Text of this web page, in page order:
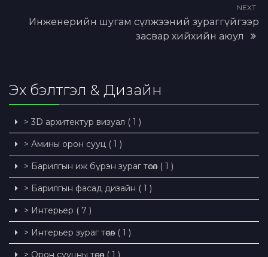
NEXT
Инженерийн шугам сүлжээний зураггүйгээр
засвар хийхийн аюул
Эх бэлтгэл & Дизайн
> 3D архитектур визуал ( 1 )
> Амины орон сууц ( 1 )
> Барилгын иж бүрэн зураг төсөл ( 1 )
> Барилгын фасад дизайн ( 1 )
> Интерьер ( 7 )
> Интерьер зураг төсөл ( 1 )
> Орон сууцны төсөл ( 1 )